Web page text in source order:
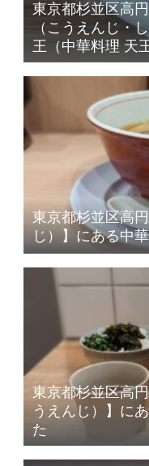
東京都杉並区高
（こうえんじ・
王（中華料理 天
東京都杉並区高
じ）】にある中
東京都杉並区高
うえんじ）】に
た